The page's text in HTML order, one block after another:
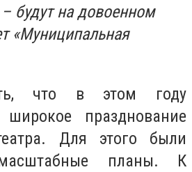
будут на довоенном
«Муниципальная
что в этом году
широкое празднование
Для этого были
планы. К